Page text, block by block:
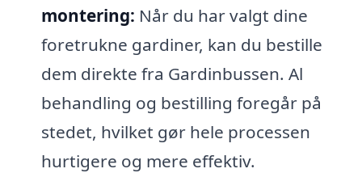
montering: Når du har valgt dine
foretrukne gardiner, kan du bestille
dem direkte fra Gardinbussen. Al
behandling og bestilling foregår på
stedet, hvilket gør hele processen
hurtigere og mere effektiv.